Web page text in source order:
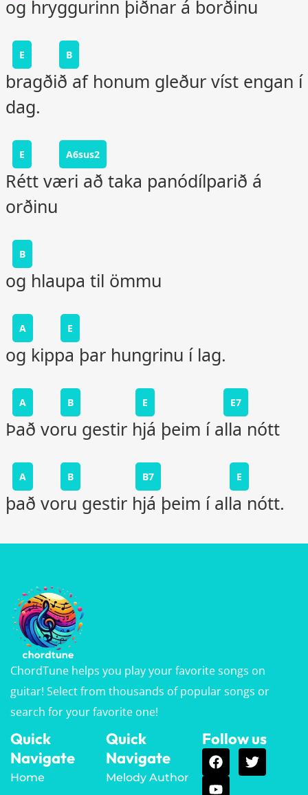
og hryggurinn þiðnar á borðinu
E B
bragðið af honum gleður víst engan í
dag.
E A6sus2
Rétt væri að taka panódílparið á
orðinu
B
og hlaupa til ömmu
A E
og kippa þar hungrinu í lag.
A B E E7
Það voru gestir hjá þeim í alla nótt
A B B7 E
það voru gestir hjá þeim í alla nótt.
ChordTune helps you play your favorite songs on
guitar! Select from thousands of popular songs or
search for your favorite one!
Quick
Navigate
Home
Quick
Navigate
Melody Author
Follow us